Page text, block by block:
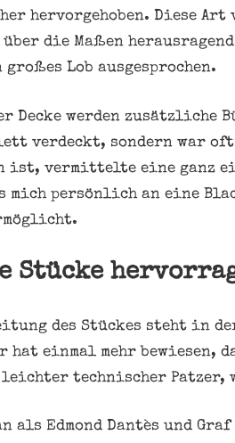
hervorgehoben. Diese
die Maßen
Lob ausgesprochen.
Decke werden zusätzliche
verdeckt, sondern war
ist, vermittelte eine ganz
mich persönlich an eine
Stücke
des Stückes steht in
hat einmal mehr bewiesen,
technischer Patzer,
als Edmond Dantès und